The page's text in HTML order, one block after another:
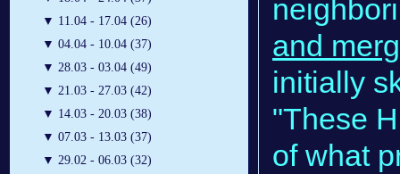
▼ 11.04 - 17.04 (26)
▼ 04.04 - 10.04 (37)
▼ 28.03 - 03.04 (49)
▼ 21.03 - 27.03 (42)
▼ 14.03 - 20.03 (38)
▼ 07.03 - 13.03 (37)
▼ 29.02 - 06.03 (32)
and
initially
"These
of what